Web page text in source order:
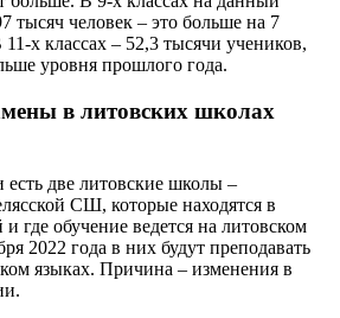
тысяч человек – это больше на 7
х классах – 52,3 тысячи учеников,
уровня прошлого года.
в литовских школах
две литовские школы –
СШ, которые находятся в
где обучение ведется на литовском
2022 года в них будут преподавать
языках. Причина – изменения в